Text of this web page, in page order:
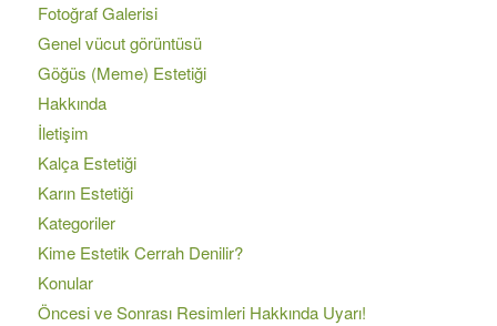
Fotoğraf Galerisi
Genel vücut görüntüsü
Göğüs (Meme) Estetiği
Hakkında
İletişim
Kalça Estetiği
Karın Estetiği
Kategoriler
Kime Estetik Cerrah Denilir?
Konular
Öncesi ve Sonrası Resimleri Hakkında Uyarı!